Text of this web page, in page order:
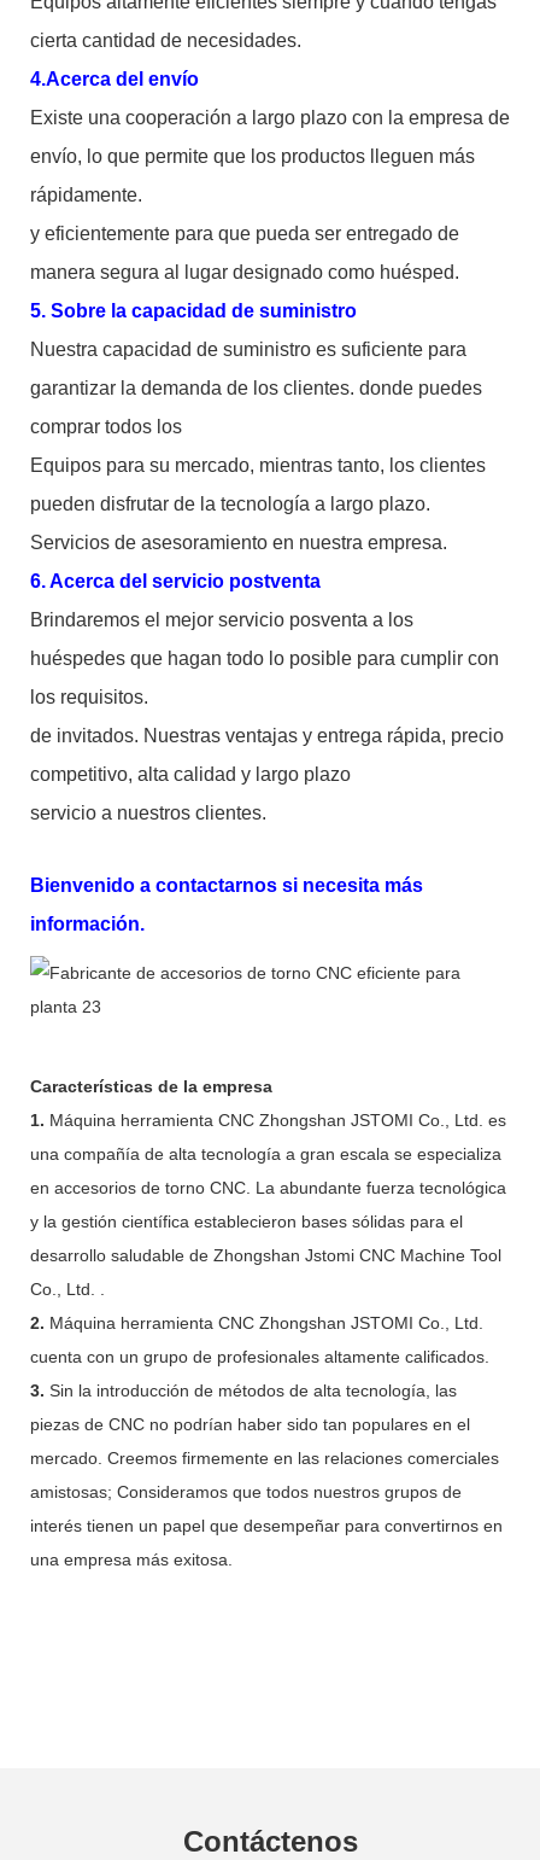
cierta cantidad de necesidades.
4.Acerca del envío
Existe una cooperación a largo plazo con la empresa de
envío, lo que permite que los productos lleguen más
rápidamente.
y eficientemente para que pueda ser entregado de
manera segura al lugar designado como huésped.
5. Sobre la capacidad de suministro
Nuestra capacidad de suministro es suficiente para
garantizar la demanda de los clientes. donde puedes
comprar todos los
Equipos para su mercado, mientras tanto, los clientes
pueden disfrutar de la tecnología a largo plazo.
Servicios de asesoramiento en nuestra empresa.
6. Acerca del servicio postventa
Brindaremos el mejor servicio posventa a los
huéspedes que hagan todo lo posible para cumplir con
los requisitos.
de invitados. Nuestras ventajas y entrega rápida, precio
competitivo, alta calidad y largo plazo
servicio a nuestros clientes.
Bienvenido a contactarnos si necesita más
información.
Características de la empresa
1. Máquina herramienta CNC Zhongshan JSTOMI Co., Ltd. es
una compañía de alta tecnología a gran escala se especializa
en accesorios de torno CNC. La abundante fuerza tecnológica
y la gestión científica establecieron bases sólidas para el
desarrollo saludable de Zhongshan Jstomi CNC Machine Tool
Co., Ltd. .
2. Máquina herramienta CNC Zhongshan JSTOMI Co., Ltd.
cuenta con un grupo de profesionales altamente calificados.
3. Sin la introducción de métodos de alta tecnología, las
piezas de CNC no podrían haber sido tan populares en el
mercado. Creemos firmemente en las relaciones comerciales
amistosas; Consideramos que todos nuestros grupos de
interés tienen un papel que desempeñar para convertirnos en
una empresa más exitosa.
Contáctenos